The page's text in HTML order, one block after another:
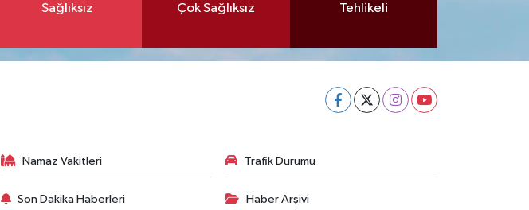
Sağlıksız Çok Sağlıksız Tehlikeli
Namaz Vakitleri Trafik Durumu
Son Dakika Haberleri Haber Arşivi